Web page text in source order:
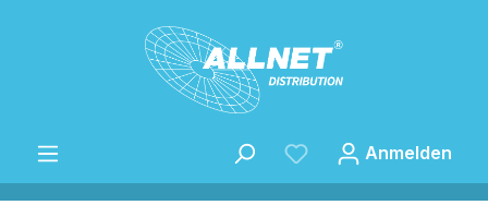
Zum Hauptinhalt springen
Anmelden